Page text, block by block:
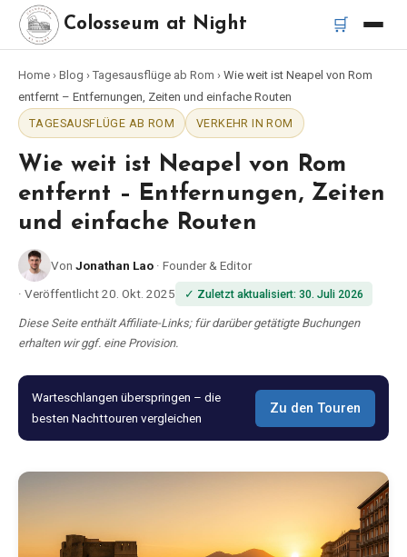
Colosseum at Night 🛒
Startseite
Beste Touren
Beste Kolosseum Nachttouren
Bus-Tour Rom
Vespa-Tour Rom
Katakomben-Tour Rom
Blog
Alle Souvenirs
Home › Blog › Tagesausflüge ab Rom › Wie weit ist Neapel von Rom
entfernt – Entfernungen, Zeiten und einfache Routen
TAGESAUSFLÜGE AB ROM
VERKEHR IN ROM
Wie weit ist Neapel von Rom
entfernt – Entfernungen, Zeiten
und einfache Routen
Von Jonathan Lao · Founder & Editor
· Veröffentlicht20. Okt. 2025 ✓ Zuletzt aktualisiert: 30. Juli 2026
Diese Seite enthält Affiliate-Links; für darüber getätigte Buchungen
erhalten wir ggf. eine Provision.
Warteschlangen überspringen – die
besten Nachttouren vergleichen
Zu den Touren